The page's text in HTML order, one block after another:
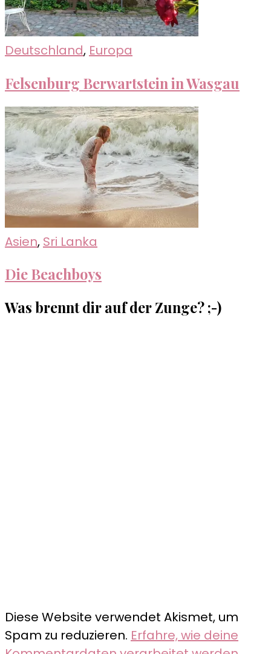
Deutschland, Europa
Felsenburg Berwartstein in Wasgau
Asien, Sri Lanka
Die Beachboys
Was brennt dir auf der Zunge? ;-)
Diese Website verwendet Akismet, um
Spam zu reduzieren. Erfahre, wie deine